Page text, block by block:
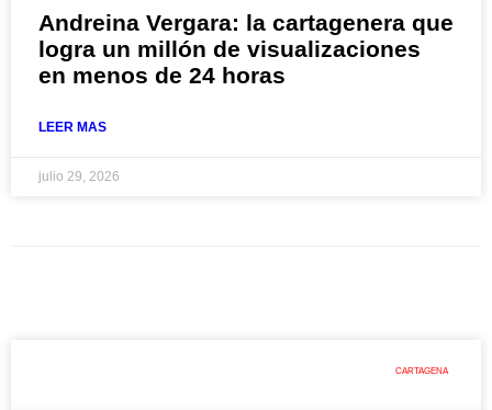
Andreina Vergara: la cartagenera que
logra un millón de visualizaciones
en menos de 24 horas
LEER MAS
julio 29, 2026
CARTAGENA